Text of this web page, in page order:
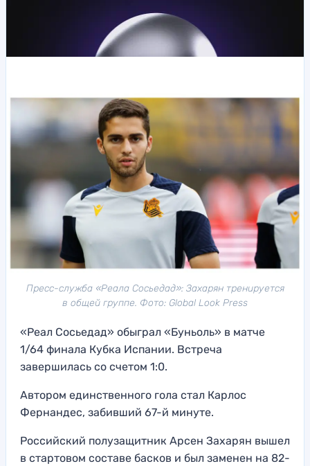
Пресс-служба «Реала Сосьедад»: Захарян тренируется
в общей группе. Фото: Global Look Press
«Реал Сосьедад» обыграл «Буньоль» в матче
1/64 финала Кубка Испании. Встреча
завершилась со счетом 1:0.
Автором единственного гола стал Карлос
Фернандес, забивший 67-й минуте.
Российский полузащитник Арсен Захарян вышел
в стартовом составе басков и был заменен на 82-